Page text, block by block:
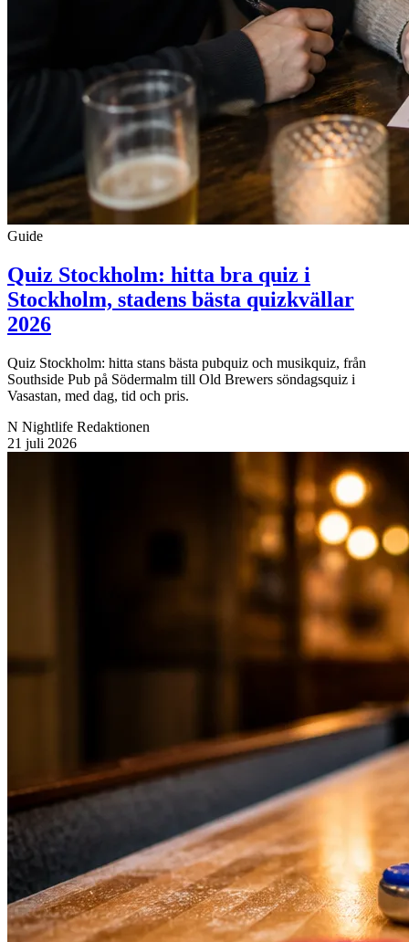
Guide
Quiz Stockholm: hitta bra quiz i
Stockholm, stadens bästa quizkvällar
2026
Quiz Stockholm: hitta stans bästa pubquiz och musikquiz, från
Southside Pub på Södermalm till Old Brewers söndagsquiz i
Vasastan, med dag, tid och pris.
N Nightlife Redaktionen
21 juli 2026